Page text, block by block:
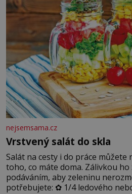
nejsemsama.cz
Vrstvený salát do skla
Salát na cesty i do práce
toho, co máte doma. Zálivkou
podáváním, aby zeleninu
potřebujete: ✿ 1/4 ledového